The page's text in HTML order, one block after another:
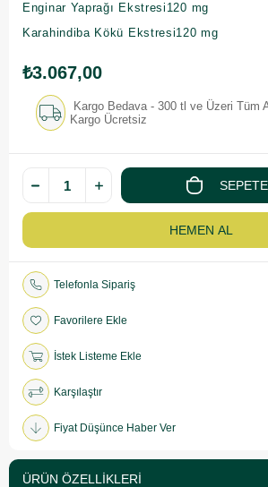
Enginar Yaprağı Ekstresi120 mg
Karahindiba Kökü Ekstresi120 mg
₺3.067,00
Kargo Bedava - 300 tl ve Üzeri Tüm
Kargo Ücretsiz
Telefonla Sipariş
Favorilere Ekle
İstek Listeme Ekle
Karşılaştır
Fiyat Düşünce Haber Ver
ÜRÜN ÖZELLIKLERI